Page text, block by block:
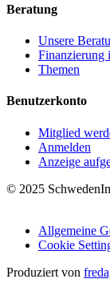
Beratung
Unsere
Finanzierung
Themen
Benutzerkonto
Mitglied
Anmelden
Anzeige
© 2025
Allgemeine
Cookie
Produziert von